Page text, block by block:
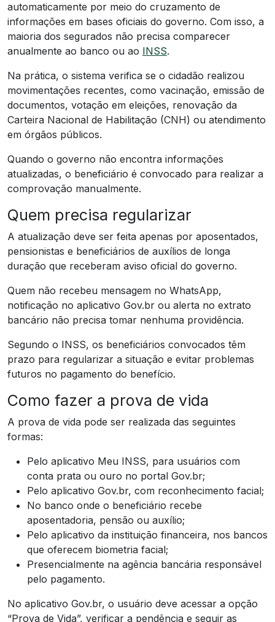
automaticamente por meio do cruzamento de
informações em bases oficiais do governo. Com isso, a
maioria dos segurados não precisa comparecer
anualmente ao banco ou ao INSS.
Na prática, o sistema verifica se o cidadão realizou
movimentações recentes, como vacinação, emissão de
documentos, votação em eleições, renovação da
Carteira Nacional de Habilitação (CNH) ou atendimento
em órgãos públicos.
Quando o governo não encontra informações
atualizadas, o beneficiário é convocado para realizar a
comprovação manualmente.
Quem precisa regularizar
A atualização deve ser feita apenas por aposentados,
pensionistas e beneficiários de auxílios de longa
duração que receberam aviso oficial do governo.
Quem não recebeu mensagem no WhatsApp,
notificação no aplicativo Gov.br ou alerta no extrato
bancário não precisa tomar nenhuma providência.
Segundo o INSS, os beneficiários convocados têm
prazo para regularizar a situação e evitar problemas
futuros no pagamento do benefício.
Como fazer a prova de vida
A prova de vida pode ser realizada das seguintes
formas:
Pelo aplicativo Meu INSS, para usuários com
conta prata ou ouro no portal Gov.br;
Pelo aplicativo Gov.br, com reconhecimento facial;
No banco onde o beneficiário recebe
aposentadoria, pensão ou auxílio;
Pelo aplicativo da instituição financeira, nos bancos
que oferecem biometria facial;
Presencialmente na agência bancária responsável
pelo pagamento.
No aplicativo Gov.br, o usuário deve acessar a opção
“Prova de Vida”, verificar a pendência e seguir as